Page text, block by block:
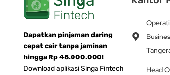
Dapatkan pinjaman daring
cepat cair tanpa jaminan
hingga Rp 48.000.000!
Download aplikasi Singa Fintech
Head